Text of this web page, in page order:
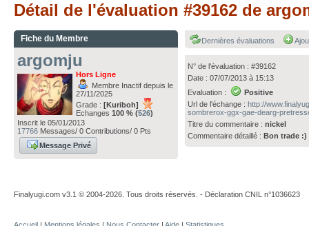
Détail de l'évaluation #39162 de
Fiche du Membre
argomju
Hors Ligne
Membre Inactif depuis le
27/11/2025
Grade : [Kuriboh]
Echanges 100 % (526)
Inscrit le 05/01/2013
17766 Messages/ 0 Contributions/ 0 Pts
Message Privé
Dernières évaluations
N° de l'évaluation : #39162
Date : 07/07/2013 à 15:13
Evaluation :
Positive
Url de l'échange :http://
sombrerox-ggx-gae-dearg-
Titre du commentaire :nickel
Commentaire détaillé :Bon trade :)
Finalyugi.com v3.1 © 2004-2026. Tous droits réservés. - Déclaration CNIL n°1036623